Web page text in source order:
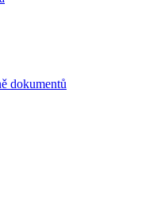
dokumentů